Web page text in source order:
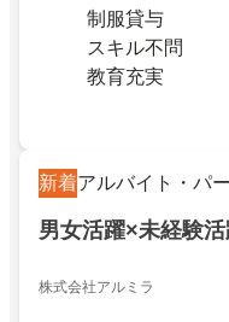
制服貸与
スキル不問
教育充実
新着アルバイト・パ
男女活躍×未経験
株式会社アルミラ